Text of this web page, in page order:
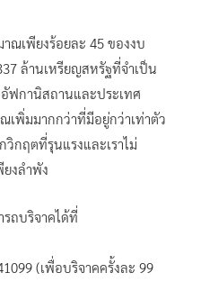
าณเพียงร้อยละ 45 ของงบ
ล้านเหรียญสหรัฐที่จำเป็น
อัฟกานิสถานและประเทศ
เพิ่มมากกว่าที่มีอยู่กว่าเท่าตัว
วิกฤตที่รุนแรงและเราไม่
งลำพัง
ถบริจาคได้ที่
(เพื่อบริจาคครั้งละ 99